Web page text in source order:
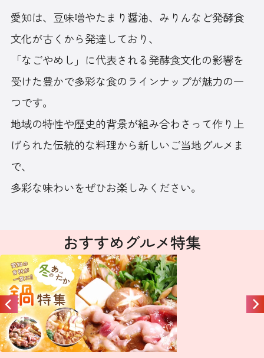
愛知は、豆味噌やたまり醤油、みりんなど発酵食
文化が古くから発達しており、
「なごやめし」に代表される発酵食文化の影響を
受けた豊かで多彩な食のラインナップが魅力の一
つです。
地域の特性や歴史的背景が組み合わさって作り上
げられた伝統的な料理から新しいご当地グルメま
で、
多彩な味わいをぜひお楽しみください。
おすすめグルメ特集